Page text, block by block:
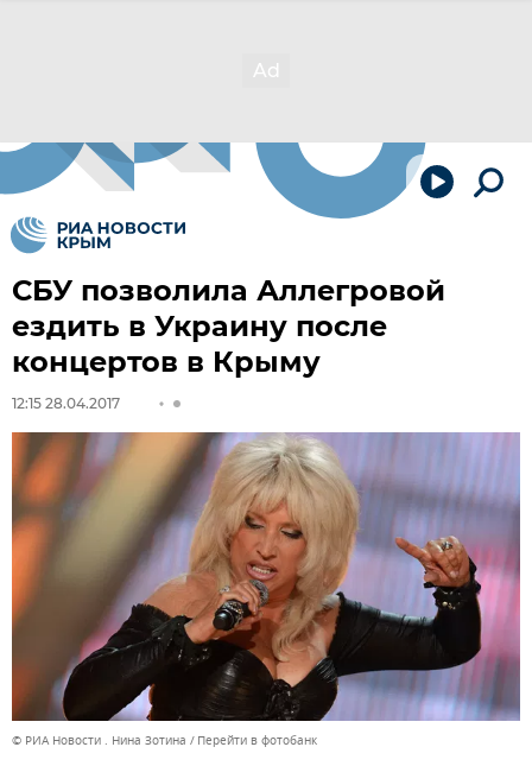
СБУ позволила Аллегровой
ездить в Украину после
концертов в Крыму
12:15 28.04.2017
© РИА Новости . Нина Зотина Перейти в фотобанк